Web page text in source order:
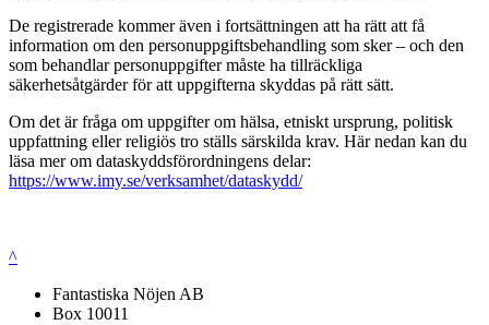
De registrerade kommer även i fortsättningen att ha rätt att få
information om den personuppgiftsbehandling som sker – och den
som behandlar personuppgifter måste ha tillräckliga
säkerhetsåtgärder för att uppgifterna skyddas på rätt sätt.
Om det är fråga om uppgifter om hälsa, etniskt ursprung, politisk
uppfattning eller religiös tro ställs särskilda krav. Här nedan kan du
läsa mer om dataskyddsförordningens delar:
https://www.imy.se/verksamhet/dataskydd/
^
Fantastiska Nöjen AB
Box 10011